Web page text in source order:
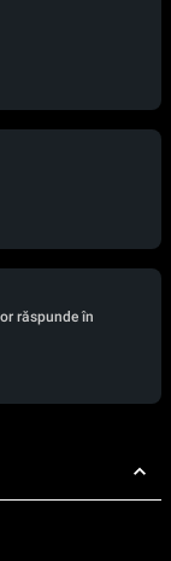
răspunde în